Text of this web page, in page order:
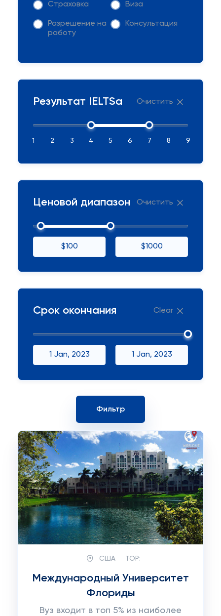
Страховка Виза
Разрешение на
работу
Консультация
Результат IELTSа Очистить
1 2 3 4 5 6 7 8 9
Ценовой диапазон Очистить
$100 $1000
Срок окончания Clear
1 Jan, 2023 1 Jan, 2023
США TOP:
Международный Университет
Флориды
Вуз входит в топ 5% из наиболее